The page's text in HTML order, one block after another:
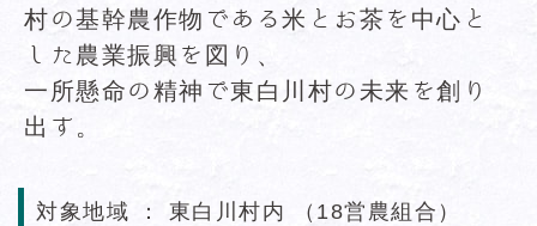
村の基幹農作物である米とお茶を中心と
した農業振興を図り、
一所懸命の精神で東白川村の未来を創り
出す。
対象地域 ： 東白川村内 （18営農組合）